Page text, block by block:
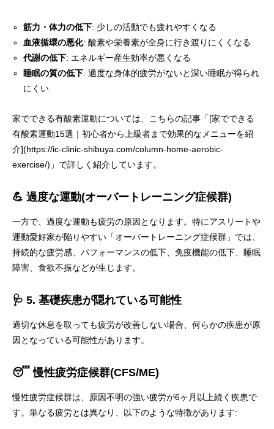
筋力・体力の低下: 少しの活動でも疲れやすくなる
血液循環の悪化: 酸素や栄養素が全身に行き渡りにくくなる
代謝の低下: エネルギー産生効率が悪くなる
睡眠の質の低下: 適度な身体的疲労がないと深い睡眠が得られ
にくい
家でできる有酸素運動については、こちらの記事「[家でできる
有酸素運動15選｜初心者から上級者まで効果的なメニューを紹
介](https://ic-clinic-shibuya.com/column-home-aerobic-
exercise/)」で詳しく紹介しています。
💪 過度な運動(オーバートレーニング症候群)
一方で、過度な運動も疲労の原因となります。特にアスリートや
運動愛好家が陥りやすい「オーバートレーニング症候群」では、
持続的な疲労感、パフォーマンスの低下、免疫機能の低下、睡眠
障害、食欲不振などが生じます。
🩺 5. 基礎疾患が隠れている可能性
適切な休息を取っても疲労が改善しない場合、何らかの疾患が原
因となっている可能性があります。
😴 慢性疲労症候群(CFS/ME)
慢性疲労症候群は、原因不明の強い疲労が6ヶ月以上続く疾患で
す。単なる疲労とは異なり、以下のような特徴があります: